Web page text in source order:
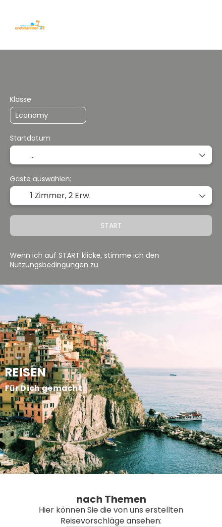
REISEN
Für Dich gemacht
Klasse
Startdatum
Gäste auswählen:
1 Zimmer,2 Erw.
START
Wenn ich auf START klicke, stimme ich den
Nutzungsbedingungen zu
nach Themen
Hier können Sie die von uns erstellten
Reisevorschläge ansehen: